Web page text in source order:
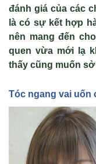
đánh giá của các
là có sự kết hợp h
nên mang đến
quen vừa mới lạ
thấy cũng muốn
Tóc ngang vai uốn